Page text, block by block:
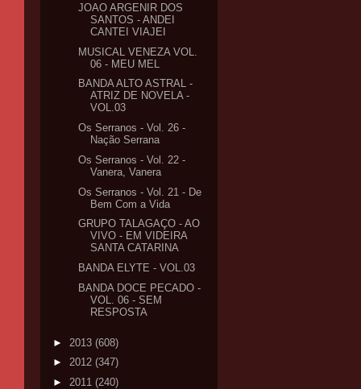
JOAO ARGENIR DOS
SANTOS - ANDEI
CANTEI VIAJEI
MUSICAL VENEZA VOL.
06 - MEU MEL
BANDA ALTO ASTRAL -
ATRIZ DE NOVELA -
VOL.03
Os Serranos - Vol. 26 -
Nação Serrana
Os Serranos - Vol. 22 -
Vanera, Vanera
Os Serranos - Vol. 21 - De
Bem Com a Vida
GRUPO TALAGAÇO - AO
VIVO - EM VIDEIRA
SANTA CATARINA
BANDA ELYTE - VOL.03
BANDA DOCE PECADO -
VOL. 06 - SEM
RESPOSTA
► 2013 (608)
► 2012 (347)
► 2011 (240)